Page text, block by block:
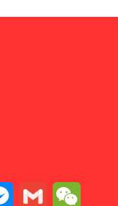
Messenger
Gmail